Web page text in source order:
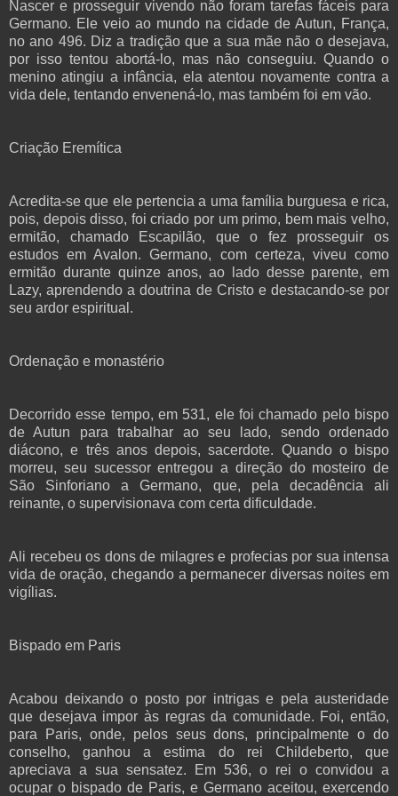
Nascer e prosseguir vivendo não foram tarefas fáceis para
Germano. Ele veio ao mundo na cidade de Autun, França,
no ano 496. Diz a tradição que a sua mãe não o desejava,
por isso tentou abortá-lo, mas não conseguiu. Quando o
menino atingiu a infância, ela atentou novamente contra a
vida dele, tentando envenená-lo, mas também foi em vão.
Criação Eremítica
Acredita-se que ele pertencia a uma família burguesa e rica,
pois, depois disso, foi criado por um primo, bem mais velho,
ermitão, chamado Escapilão, que o fez prosseguir os
estudos em Avalon. Germano, com certeza, viveu como
ermitão durante quinze anos, ao lado desse parente, em
Lazy, aprendendo a doutrina de Cristo e destacando-se por
seu ardor espiritual.
Ordenação e monastério
Decorrido esse tempo, em 531, ele foi chamado pelo bispo
de Autun para trabalhar ao seu lado, sendo ordenado
diácono, e três anos depois, sacerdote. Quando o bispo
morreu, seu sucessor entregou a direção do mosteiro de
São Sinforiano a Germano, que, pela decadência ali
reinante, o supervisionava com certa dificuldade.
Ali recebeu os dons de milagres e profecias por sua intensa
vida de oração, chegando a permanecer diversas noites em
vigílias.
Bispado em Paris
Acabou deixando o posto por intrigas e pela austeridade
que desejava impor às regras da comunidade. Foi, então,
para Paris, onde, pelos seus dons, principalmente o do
conselho, ganhou a estima do rei Childeberto, que
apreciava a sua sensatez. Em 536, o rei o convidou a
ocupar o bispado de Paris, e Germano aceitou, exercendo